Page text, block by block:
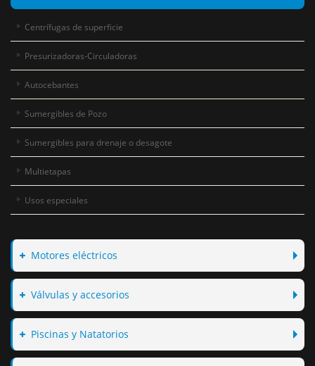
Centrífugas de superficie
Presurizadoras-Circuladoras
Autocebantes
Sumergibles de Pozo
Sumergibles para drenaje o desagote
Multietapas
Usos especiales
Motores eléctricos
Válvulas y accesorios
Piscinas y Natatorios